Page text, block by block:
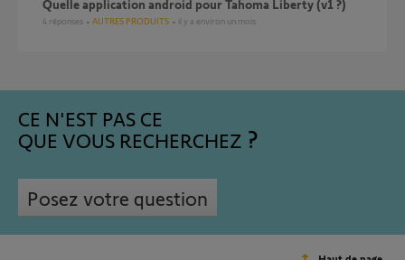
Quelle application android pour Tahoma Liberty (v1 ?)
4 réponses AUTRES PRODUITS il y a environ un mois
CE N'EST PAS CE
QUE VOUS RECHERCHEZ
Posez votre question